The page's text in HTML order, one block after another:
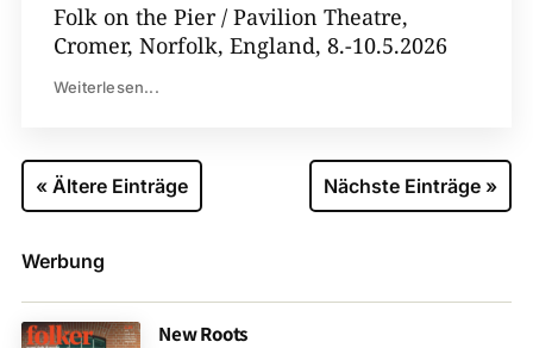
Folk on the Pier / Pavilion Theatre,
Cromer, Norfolk, England, 8.-10.5.2026
Weiterlesen...
« Ältere Einträge Nächste Einträge »
Werbung
New Roots